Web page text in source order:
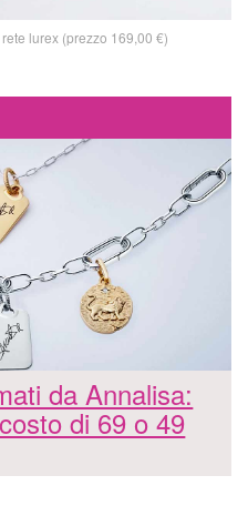
lurex (prezzo 169,00 €)
da Annalisa:
di 69 o 49